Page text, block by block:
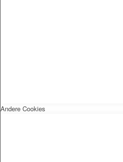
Andere Cookies